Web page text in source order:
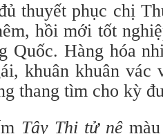
thuyết phục chị
hồi mới tốt
Quốc. Hàng hóa
khuân khuân vác
thang tìm cho kỳ
Tây Thi tử nê